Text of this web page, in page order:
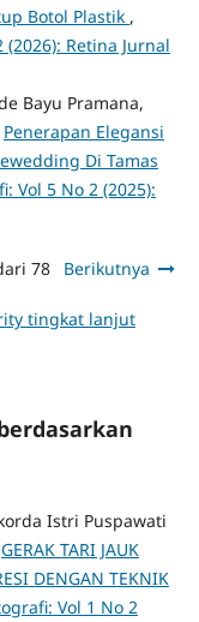
Botol Plastik ,
Retina Jurnal
Bayu Pramana,
Penerapan Elegansi
Di Tamas
Vol 5 No 2 (2025):
78 Berikutnya
tingkat lanjut
Istri Puspawati
GERAK TARI JAUK
DENGAN TEKNIK
Vol 1 No 2